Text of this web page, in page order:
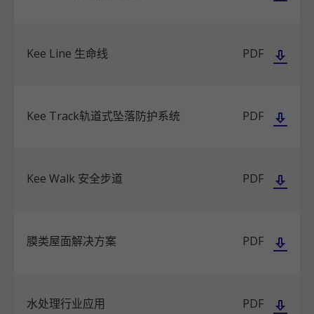
Kee Line 生命线 PDF
Kee Track轨道式坠落防护系统 PDF
Kee Walk 安全步道 PDF
膜类屋面解决方案 PDF
水处理行业应用 PDF